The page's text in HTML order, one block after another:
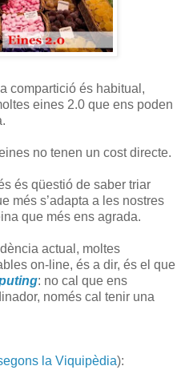
compartició és habitual,
eines 2.0 que ens poden
no tenen un cost directe.
és qüestió de saber triar
més s’adapta a les nostres
que més ens agrada.
actual, moltes
on-line, és a dir, és el que
: no cal que ens
només cal tenir una
la Viquipèdia):